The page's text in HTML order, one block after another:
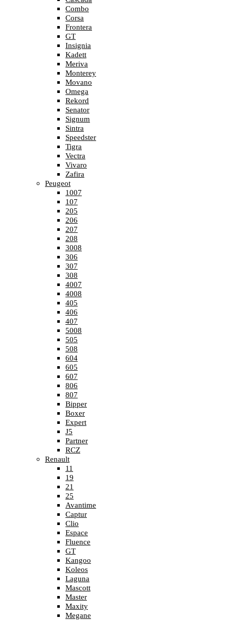
Combo
Corsa
Frontera
GT
Insignia
Kadett
Meriva
Monterey
Movano
Omega
Rekord
Senator
Signum
Sintra
Speedster
Tigra
Vectra
Vivaro
Zafira
Peugeot
1007
107
205
206
207
208
3008
306
307
308
4007
4008
405
406
407
5008
505
508
604
605
607
806
807
Bipper
Boxer
Expert
J5
Partner
RCZ
Renault
11
19
21
25
Avantime
Captur
Clio
Espace
Fluence
GT
Kangoo
Koleos
Laguna
Mascott
Master
Maxity
Megane